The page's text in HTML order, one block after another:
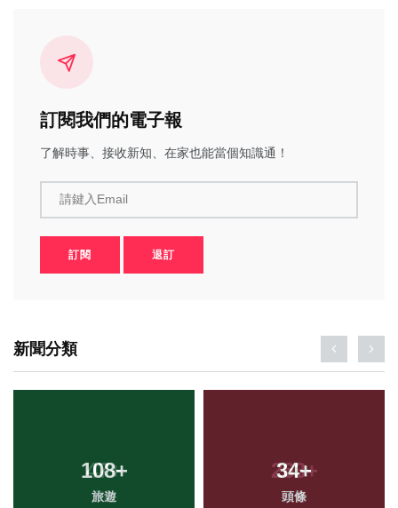
訂閱我們的電子報
了解時事、接收新知、在家也能當個知識通！
請鍵入Email
訂閱 退訂
新聞分類
108+
旅遊
34+
頭條